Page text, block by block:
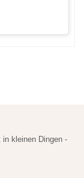
kleinen Dingen -